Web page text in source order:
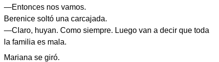
—Entonces nos vamos.
Berenice soltó una carcajada.
—Claro, huyan. Como siempre. Luego van a decir que toda
la familia es mala.
Mariana se giró.